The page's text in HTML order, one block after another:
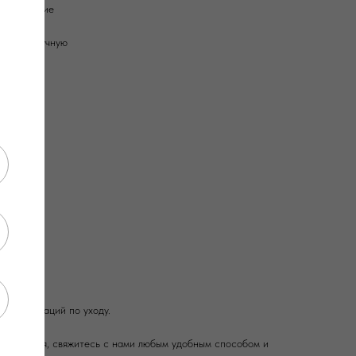
вручную
по уходу.
изделия, свяжитесь с нами любым удобным способом и